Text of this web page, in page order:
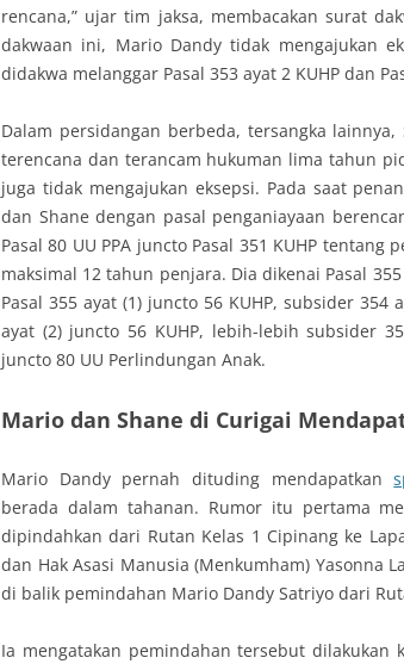
rencana,” ujar tim jaksa, membacakan surat
dakwaan ini, Mario Dandy tidak mengajukan
didakwa melanggar Pasal 353 ayat 2 KUHP dan
Dalam persidangan berbeda, tersangka
terencana dan terancam hukuman lima tahun
juga tidak mengajukan eksepsi. Pada saat
dan Shane dengan pasal penganiayaan
Pasal 80 UU PPA juncto Pasal 351 KUHP
maksimal 12 tahun penjara. Dia dikenai Pasal
Pasal 355 ayat (1) juncto 56 KUHP, subsider
ayat (2) juncto 56 KUHP, lebih-lebih subsider
juncto 80 UU Perlindungan Anak.
Mario dan Shane di Curigai
Mario Dandy pernah dituding mendapatkan
berada dalam tahanan. Rumor itu pertama
dipindahkan dari Rutan Kelas 1 Cipinang ke
dan Hak Asasi Manusia (Menkumham) Yasonna
di balik pemindahan Mario Dandy Satriyo dari
Ia mengatakan pemindahan tersebut dilakukan